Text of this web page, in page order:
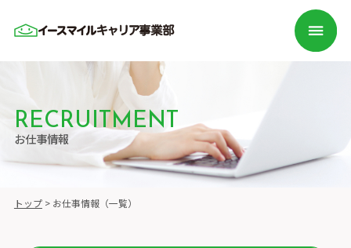
RECRUITMENT
お仕事情報
トップ> お仕事情報（一覧）